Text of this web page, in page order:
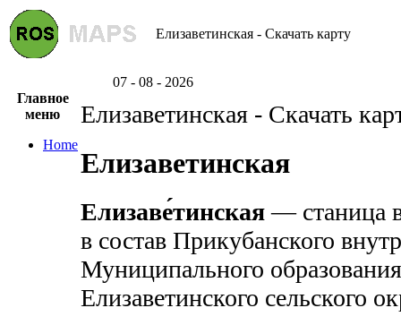
Елизаветинская - Скачать карту
07 - 08 - 2026
Главное
меню
Home
Елизаветинская - Скачать
Елизаветинская
Елизаве́тинская— станица
в состав Прикубанского
Муниципального
Елизаветинского сельского